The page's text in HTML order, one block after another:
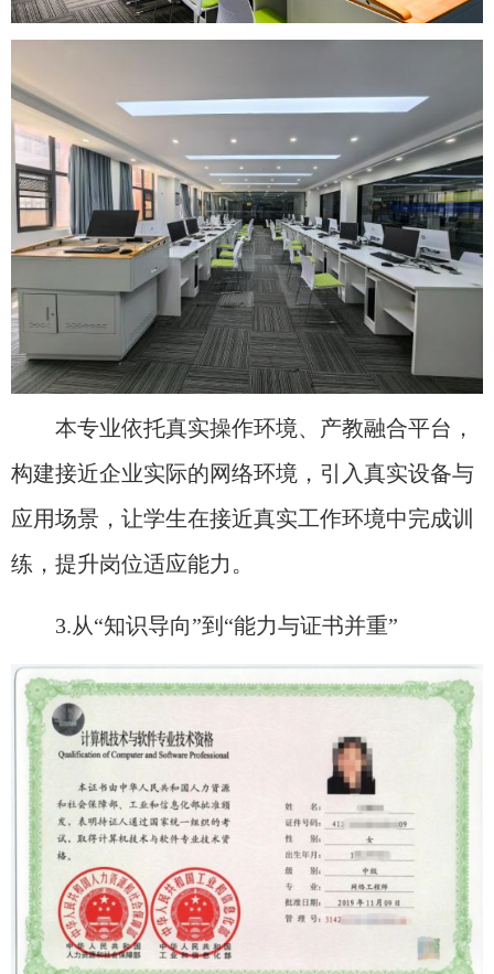
本专业依托真实操作环境、产教融合平台，
构建接近企业实际的网络环境，引入真实设备与
应用场景，让学生在接近真实工作环境中完成训
练，提升岗位适应能力。
3.从“知识导向”到“能力与证书并重”